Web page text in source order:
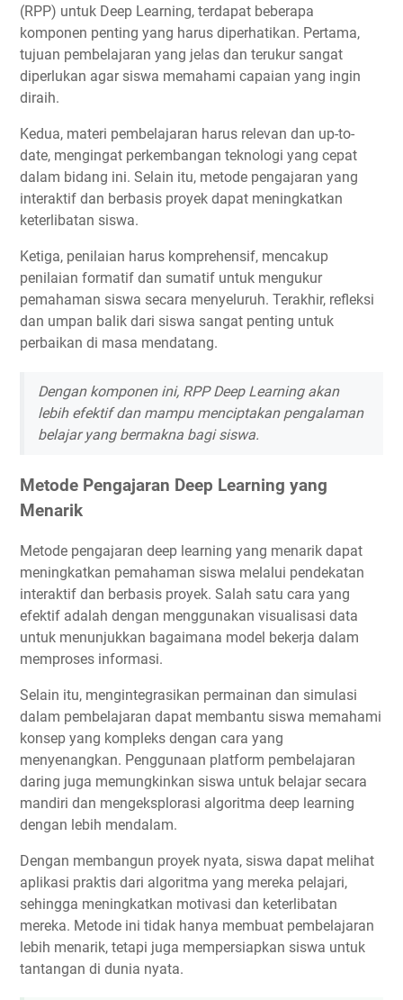
(RPP) untuk Deep Learning, terdapat beberapa
komponen penting yang harus diperhatikan. Pertama,
tujuan pembelajaran yang jelas dan terukur sangat
diperlukan agar siswa memahami capaian yang ingin
diraih.
Kedua, materi pembelajaran harus relevan dan up-to-
date, mengingat perkembangan teknologi yang cepat
dalam bidang ini. Selain itu, metode pengajaran yang
interaktif dan berbasis proyek dapat meningkatkan
keterlibatan siswa.
Ketiga, penilaian harus komprehensif, mencakup
penilaian formatif dan sumatif untuk mengukur
pemahaman siswa secara menyeluruh. Terakhir, refleksi
dan umpan balik dari siswa sangat penting untuk
perbaikan di masa mendatang.
Dengan komponen ini, RPP Deep Learning akan
lebih efektif dan mampu menciptakan pengalaman
belajar yang bermakna bagi siswa.
Metode Pengajaran Deep Learning yang
Menarik
Metode pengajaran deep learning yang menarik dapat
meningkatkan pemahaman siswa melalui pendekatan
interaktif dan berbasis proyek. Salah satu cara yang
efektif adalah dengan menggunakan visualisasi data
untuk menunjukkan bagaimana model bekerja dalam
memproses informasi.
Selain itu, mengintegrasikan permainan dan simulasi
dalam pembelajaran dapat membantu siswa memahami
konsep yang kompleks dengan cara yang
menyenangkan. Penggunaan platform pembelajaran
daring juga memungkinkan siswa untuk belajar secara
mandiri dan mengeksplorasi algoritma deep learning
dengan lebih mendalam.
Dengan membangun proyek nyata, siswa dapat melihat
aplikasi praktis dari algoritma yang mereka pelajari,
sehingga meningkatkan motivasi dan keterlibatan
mereka. Metode ini tidak hanya membuat pembelajaran
lebih menarik, tetapi juga mempersiapkan siswa untuk
tantangan di dunia nyata.